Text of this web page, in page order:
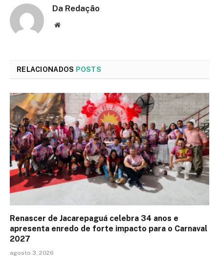
Da Redação
Site
RELACIONADOS POSTS
Renascer de Jacarepaguá celebra 34 anos e
apresenta enredo de forte impacto para o Carnaval
2027
agosto 3, 2026